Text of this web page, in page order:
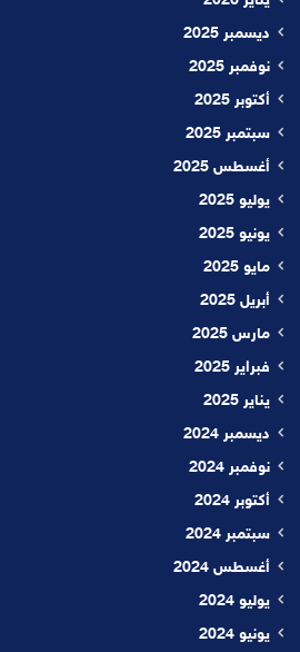
ديسمبر 2025
نوفمبر 2025
أكتوبر 2025
سبتمبر 2025
أغسطس 2025
يوليو 2025
يونيو 2025
مايو 2025
أبريل 2025
مارس 2025
فبراير 2025
يناير 2025
ديسمبر 2024
نوفمبر 2024
أكتوبر 2024
سبتمبر 2024
أغسطس 2024
يوليو 2024
يونيو 2024